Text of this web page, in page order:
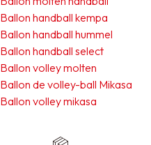
Ballon handball kempa
Ballon handball hummel
Ballon handball select
Ballon volley molten
Ballon de volley-ball Mikasa
Ballon volley mikasa